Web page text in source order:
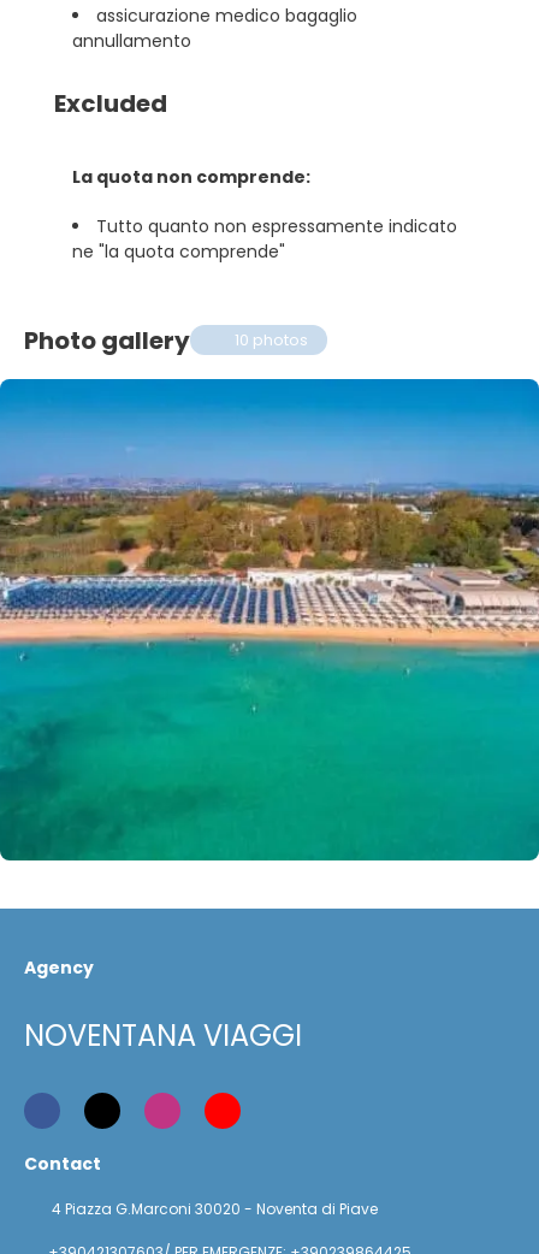
assicurazione medico bagaglio
annullamento
Excluded
La quota non comprende:
Tutto quanto non espressamente indicato
ne "la quota comprende"
Photo gallery 10 photos
Agency
NOVENTANA VIAGGI
Contact
4 Piazza G.Marconi 30020 - Noventa di Piave